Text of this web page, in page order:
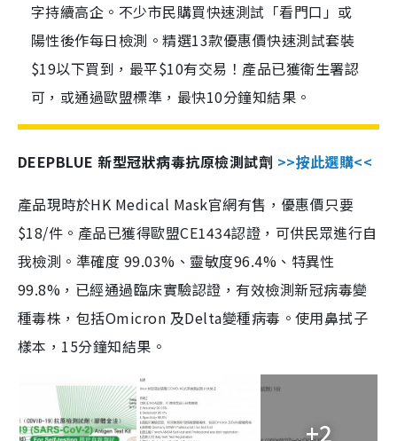
字持續高企。不少市民購買快速測試「看門口」或
陽性後作每日檢測。精選13款優惠價快速測試套裝
$19以下買到，最平$10有交易！產品已獲衛生署認
可，或通過歐盟標準，最快10分鐘知結果。
DEEPBLUE 新型冠狀病毒抗原檢測試劑 >>按此選購<<
產品現時於HK Medical Mask官網有售，優惠價只要
$18/件。產品已獲得歐盟CE1434認證，可供民眾進行自
我檢測。準確度 99.03%、靈敏度96.4%、特異性
99.8%，已經通過臨床實驗認證，有效檢測新冠病毒變
種毒株，包括Omicron 及Delta變種病毒。使用鼻拭子
樣本，15分鐘知結果。
+2